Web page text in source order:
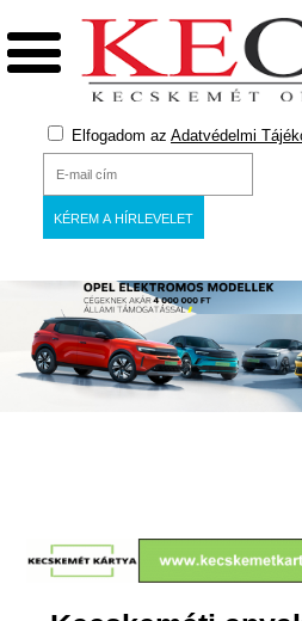
Elfogadom az Adatvédelmi